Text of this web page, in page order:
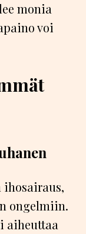
monia
voi
ihosairaus,
ongelmiin.
aiheuttaa